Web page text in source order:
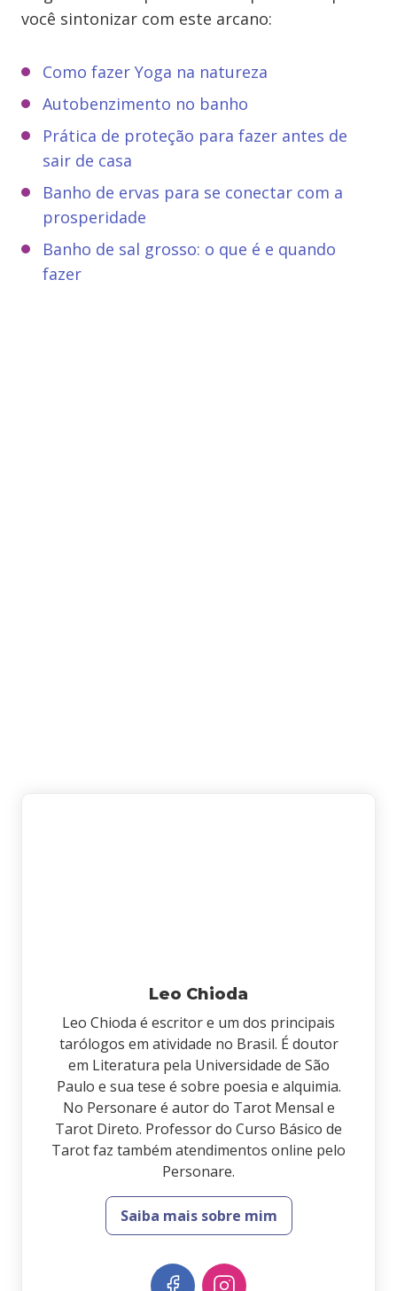
você sintonizar com este arcano:
Como fazer Yoga na natureza
Autobenzimento no banho
Prática de proteção para fazer antes de
sair de casa
Banho de ervas para se conectar com a
prosperidade
Banho de sal grosso: o que é e quando
fazer
Leo Chioda
Leo Chioda é escritor e um dos principais
tarólogos em atividade no Brasil. É doutor
em Literatura pela Universidade de São
Paulo e sua tese é sobre poesia e alquimia.
No Personare é autor do Tarot Mensal e
Tarot Direto. Professor do Curso Básico de
Tarot faz também atendimentos online pelo
Personare.
Saiba mais sobre mim